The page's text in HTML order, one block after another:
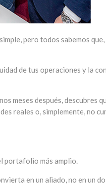
pero todos sabemos que,
de tus operaciones y la
meses después, descubres
reales o, simplemente, no
portafolio más amplio.
en un aliado, no en un